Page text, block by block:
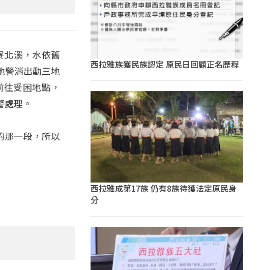
北溪，水依舊
警消出動三地
受困地點，
理。
那一段，所以
西拉雅族獲民族認定 原民日回顧正名歷程
西拉雅成第17族 仍有8族待獲法定原民身
分